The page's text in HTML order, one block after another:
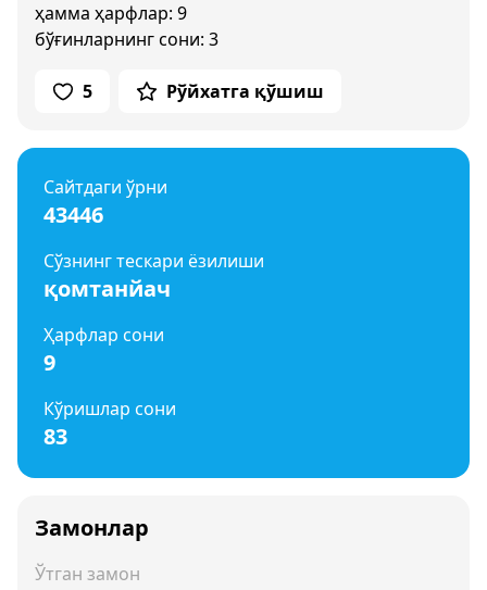
ҳамма ҳарфлар: 9
бўғинларнинг сони: 3
5 Рўйхатга қўшиш
Сайтдаги ўрни
43446
Сўзнинг тескари ёзилиши
қомтанйач
Ҳарфлар сони
9
Кўришлар сони
83
Замонлар
Ўтган замон